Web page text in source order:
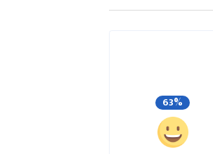
63%